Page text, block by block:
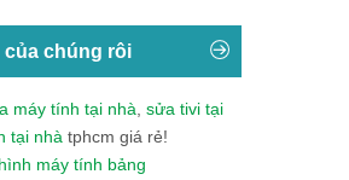
của chúng rôi
máy tính tại nhà sửa tivi tại
tại nhà tphcm giá rẻ!
máy tính bảng